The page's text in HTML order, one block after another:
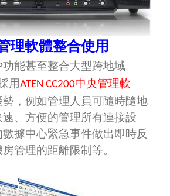
理軟體整合使用
功能甚至整合大型跨地域
用ATEN CC200中央管理軟
勢，例如管理人員可隨時隨地
、方便的管理所有連接設
據中心緊急事件做出即時反
管理的距離限制等。